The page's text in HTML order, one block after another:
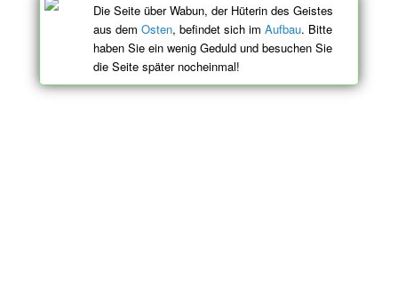
Die Seite über Wabun, der Hüterin des Geistes
aus demOsten, befindet sich imAufbau. Bitte
haben Sie ein wenig Geduld und besuchen Sie
die Seite später nocheinmal!